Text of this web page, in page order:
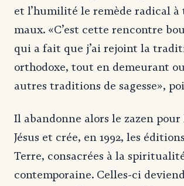
et l’humilité le remède radical à
maux. «C’est cette rencontre
qui a fait que j’ai rejoint la
orthodoxe, tout en demeurant
autres traditions de sagesse»,
Il abandonne alors le zazen
Jésus et crée, en 1992, les
Terre, consacrées à la
contemporaine. Celles-ci